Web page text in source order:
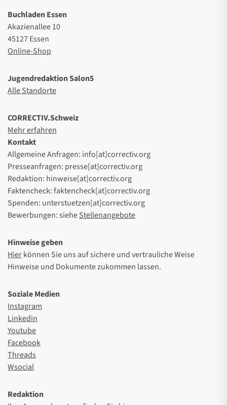
Buchladen Essen
Akazienallee 10
45127 Essen
Online-Shop
Jugendredaktion Salon5
Alle Standorte
CORRECTIV.Schweiz
Mehr erfahren
Kontakt
Allgemeine Anfragen: info[at]correctiv.org
Presseanfragen: presse[at]correctiv.org
Redaktion: hinweise[at]correctiv.org
Faktencheck: faktencheck[at]correctiv.org
Spenden: unterstuetzen[at]correctiv.org
Bewerbungen: sieheStellenangebote
Hinweise geben
Hierkönnen Sie uns auf sichere und vertrauliche Weise
Hinweise und Dokumente zukommen lassen.
Soziale Medien
Instagram
Linkedin
Youtube
Facebook
Threads
Wsocial
Redaktion